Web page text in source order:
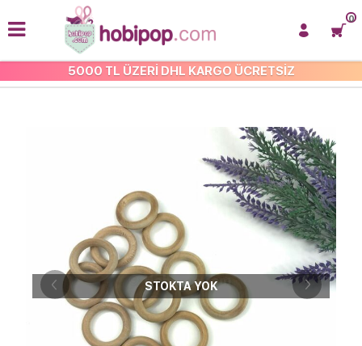
5000 TL ÜZERİ DHL KARGO ÜCRETSİZ
0
TAHTA HALKALAR
STOKTA YOK